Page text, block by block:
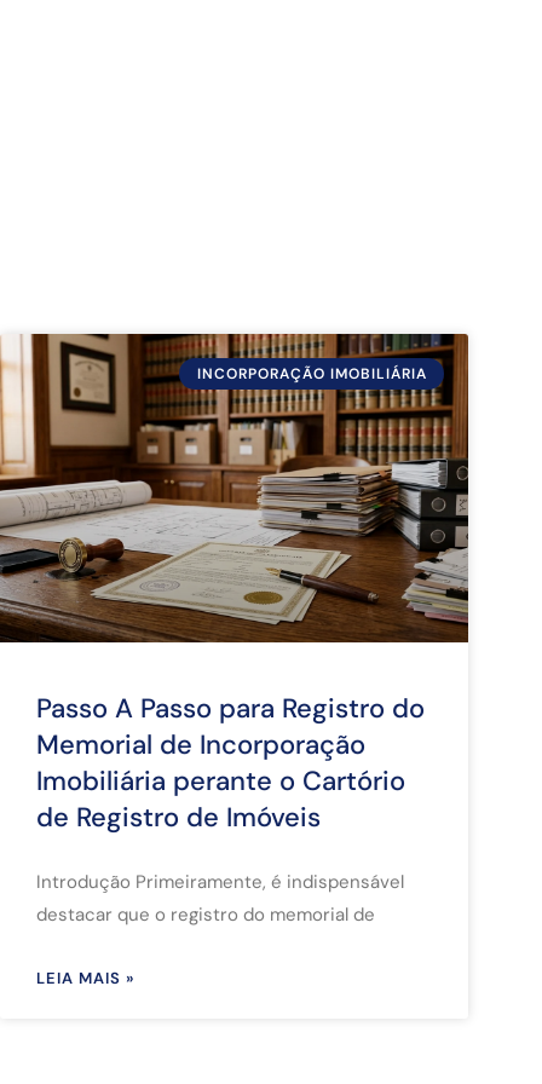
INCORPORAÇÃO IMOBILIÁRIA
Passo A Passo para Registro do
Memorial de Incorporação
Imobiliária perante o Cartório
de Registro de Imóveis
Introdução Primeiramente, é indispensável
destacar que o registro do memorial de
LEIA MAIS »